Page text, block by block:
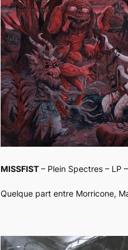
MISSFIST – Plein Spectres – LP
Quelque part entre Morricone,